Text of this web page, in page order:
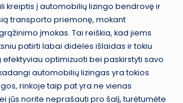
kreiptis į automobilių lizingo bendrovę ir
transporto priemonę, mokant
įmokas. Tai reiškia, kad jiems
patirti labai dideles išlaidas ir tokiu
optimizuoti bei paskirstyti savo
automobilių lizingas yra tokios
rinkoje taip pat yra ne vienas
jūs norite neprašauti pro šalį, turėtumėte